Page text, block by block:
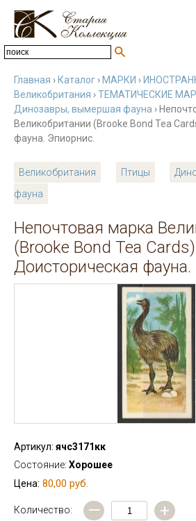
Главная › Каталог › МАРКИ ›
Великобритания ›ТЕМАТИЧЕСКИЕ
Динозавры, вымершая фауна ›
Великобритании (Brooke Bond Tea
фауна. Эпиорнис.
Великобритания Птицы
фауна
Непочтовая марка
(Brooke Bond Tea Cards)
Доисторическая
Артикул: ячс3171кк
Состояние: Хорошее
Цена: 80,00 руб.
Количество:
— +